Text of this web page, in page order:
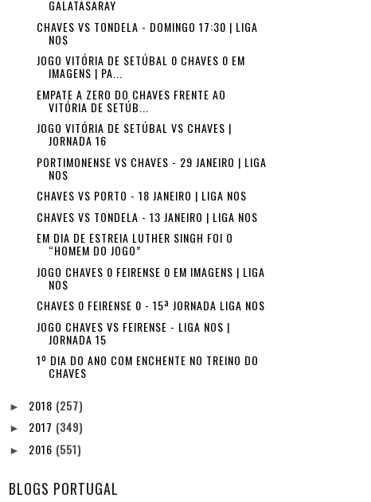
GALATASARAY
CHAVES VS TONDELA - DOMINGO 17:30 | LIGA
NOS
JOGO VITÓRIA DE SETÚBAL 0 CHAVES 0 EM
IMAGENS | PA...
EMPATE A ZERO DO CHAVES FRENTE AO
VITÓRIA DE SETÚB...
JOGO VITÓRIA DE SETÚBAL VS CHAVES |
JORNADA 16
PORTIMONENSE VS CHAVES - 29 JANEIRO | LIGA
NOS
CHAVES VS PORTO - 18 JANEIRO | LIGA NOS
CHAVES VS TONDELA - 13 JANEIRO | LIGA NOS
EM DIA DE ESTREIA LUTHER SINGH FOI O
“HOMEM DO JOGO”
JOGO CHAVES 0 FEIRENSE 0 EM IMAGENS | LIGA
NOS
CHAVES 0 FEIRENSE 0 - 15ª JORNADA LIGA NOS
JOGO CHAVES VS FEIRENSE - LIGA NOS |
JORNADA 15
1º DIA DO ANO COM ENCHENTE NO TREINO DO
CHAVES
► 2018 (257)
► 2017 (349)
► 2016 (551)
BLOGS PORTUGAL